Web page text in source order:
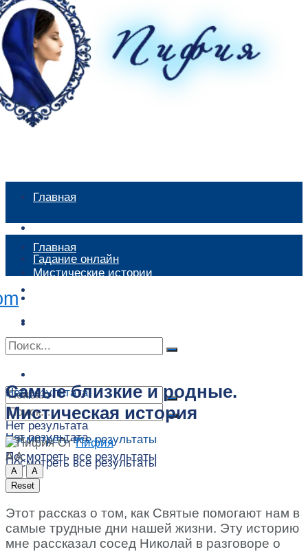
Главная
Гадание онлайн
Контакты
Нет результата
Посмотреть все результаты
Главная
Мистические истории
Сонник
Нет результата
Посмотреть все результаты
Нет результата
Посмотреть все результаты
Самые близкие и родные.
Мистическая история
От Пифия
A A
A
A
Reset
Этот рассказ о том, как Святые помогают нам в
самые трудные дни нашей жизни. Эту историю
мне рассказал сосед Николай в разговоре о